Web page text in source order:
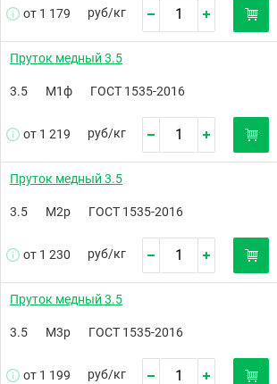
от 1 179 руб/кг
Пруток медный 3.5
3.5 М1ф ГОСТ 1535-2016
от 1 219 руб/кг
Пруток медный 3.5
3.5 М2р ГОСТ 1535-2016
от 1 230 руб/кг
Пруток медный 3.5
3.5 М3р ГОСТ 1535-2016
от 1 199 руб/кг